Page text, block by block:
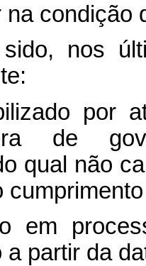
na condição
nos
por
de
qual não
em
partir da